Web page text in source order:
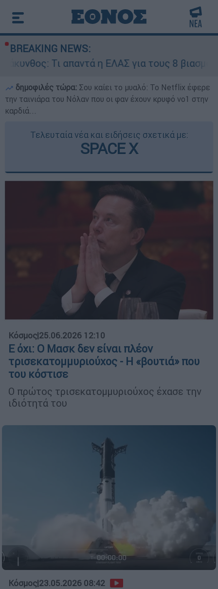
BREAKING NEWS:
απαντά η ΕΛΑΣ για τους 8 βιασμούς
δημοφιλές τώρα: Σου καίει το μυαλό: Το Netflix έφερε
την ταινιάρα του Νόλαν που οι φαν έχουν κρυφό νο1 στην
καρδιά...
Τελευταία νέα και ειδήσεις σχετικά με:
SPACE X
Κόσμος|25.06.2026 12:10
Ε όχι: Ο Μασκ δεν είναι πλέον
τρισεκατομμυριούχος - Η «βουτιά» που
του κόστισε
Ο πρώτος τρισεκατομμυριούχος έχασε την
ιδιότητά του
Κόσμος|23.05.2026 08:42